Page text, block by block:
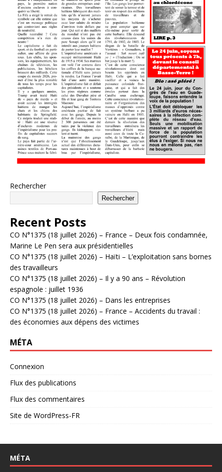
Rechercher
Rechercher
Recent Posts
CO N°1375 (18 juillet 2026) – France – Deux fois condamnée,
Marine Le Pen sera aux présidentielles
CO N°1375 (18 juillet 2026) – Haïti – L’exploitation sans bornes
des travailleurs
CO N°1375 (18 juillet 2026) – Il y a 90 ans – Révolution
espagnole : juillet 1936
CO N°1375 (18 juillet 2026) – Dans les entreprises
CO N°1375 (18 juillet 2026) – France – Accidents du travail :
des économies aux dépens des victimes
MÉTA
Connexion
Flux des publications
Flux des commentaires
Site de WordPress-FR
MÉTA